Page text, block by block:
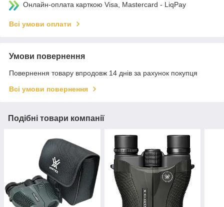
Онлайн-оплата карткою Visa, Mastercard - LiqPay
Всі умови оплати
Умови повернення
Повернення товару впродовж 14 днів за рахунок покупця
Всі умови повернення
Подібні товари компанії